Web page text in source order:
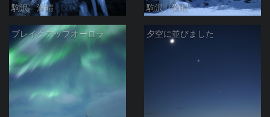
駒沢 満晴 駒沢 満晴
ブレイクアップオーロラ 夕空に並びました